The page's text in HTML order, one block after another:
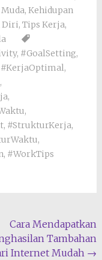
, Kehidupan
Diri, Tips Kerja,
, #GoalSetting,
#KerjaOptimal,
,
,
,
, #StrukturKerja,
,
, #WorkTips
Cara Mendapatkan
Tambahan
Internet Mudah →